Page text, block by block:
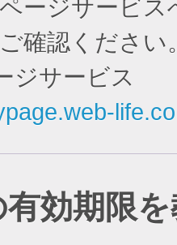
ージサービ
確認ください
ジサービス
効期限